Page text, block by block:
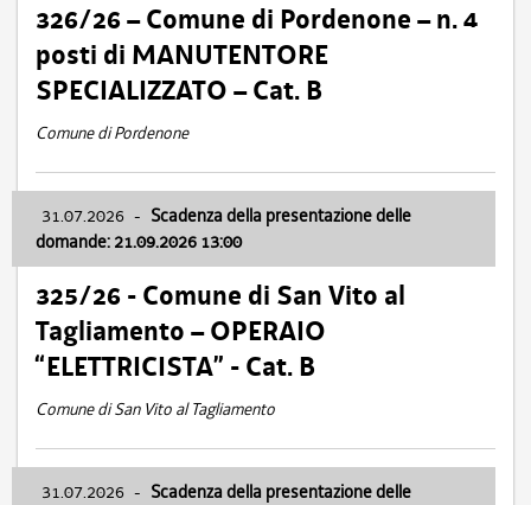
326/26 – Comune di Pordenone – n. 4
posti di MANUTENTORE
SPECIALIZZATO – Cat. B
Comune di Pordenone
31.07.2026 - Scadenza della presentazione delle
domande: 21.09.2026 13:00
325/26 - Comune di San Vito al
Tagliamento – OPERAIO
“ELETTRICISTA” - Cat. B
Comune di San Vito al Tagliamento
31.07.2026 - Scadenza della presentazione delle